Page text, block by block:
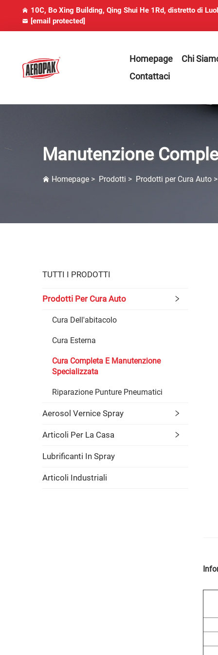
10C, Bo Xing Building, Qing Shui He 1Rd, distretto di
[email protected]
Homepage Chi
Contattaci
Manutenzione
Homepage > Prodotti > Prodotti per Cura Auto >
TUTTI I PRODOTTI
Prodotti Per Cura Auto
Cura Dell'abitacolo
Cura Esterna
Cura Completa E Manutenzione
Specializzata
Riparazione Punture Pneumatici
Aerosol Vernice Spray
Articoli Per La Casa
Lubrificanti In Spray
Articoli Industriali